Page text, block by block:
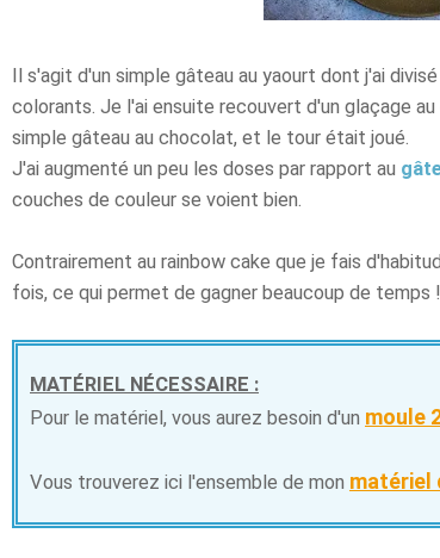
Il s'agit d'un simple gâteau au yaourt dont j'ai
colorants. Je l'ai ensuite recouvert d'un glaçage
simple gâteau au chocolat, et le tour était joué.
J'ai augmenté un peu les doses par rapport au
couches de couleur se voient bien.
Contrairement au rainbow cake que je fais
fois, ce qui permet de gagner beaucoup de temps !
MATÉRIEL NÉCESSAIRE :
Pour le matériel, vous aurez besoin d'un moule
Vous trouverez ici l'ensemble de mon matériel